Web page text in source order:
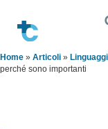
Home » Articoli »
perché sono importanti